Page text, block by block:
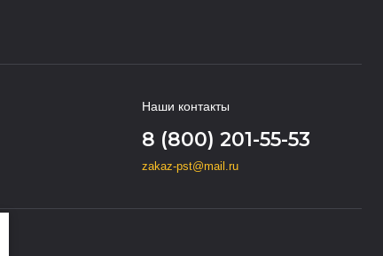
Наши контакты
8 (800) 201-55-53
zakaz-pst@mail.ru